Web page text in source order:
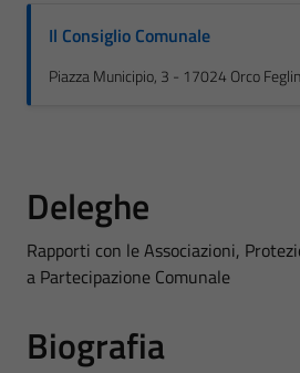
Il Consiglio Comunale
Piazza Municipio, 3 - 17024 Orco
Deleghe
Rapporti con le Associazioni,
a Partecipazione Comunale
Biografia